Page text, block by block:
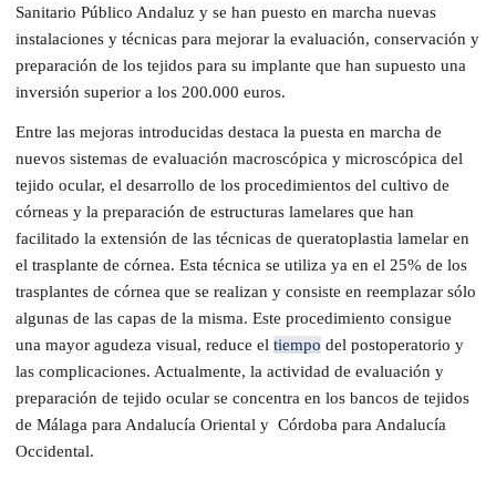
Sanitario Público Andaluz y se han puesto en marcha nuevas
instalaciones y técnicas para mejorar la evaluación, conservación y
preparación de los tejidos para su implante que han supuesto una
inversión superior a los 200.000 euros.
Entre las mejoras introducidas destaca la puesta en marcha de
nuevos sistemas de evaluación macroscópica y microscópica del
tejido ocular, el desarrollo de los procedimientos del cultivo de
córneas y la preparación de estructuras lamelares que han
facilitado la extensión de las técnicas de queratoplastia lamelar en
el trasplante de córnea. Esta técnica se utiliza ya en el 25% de los
trasplantes de córnea que se realizan y consiste en reemplazar sólo
algunas de las capas de la misma. Este procedimiento consigue
una mayor agudeza visual, reduce el tiempo del postoperatorio y
las complicaciones. Actualmente, la actividad de evaluación y
preparación de tejido ocular se concentra en los bancos de tejidos
de Málaga para Andalucía Oriental y Córdoba para Andalucía
Occidental.